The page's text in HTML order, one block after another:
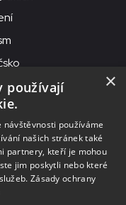
Budějovice
62, 676 02
schránky: chjn2kd
×
používají
návštěvnosti používáme
našich stránek také
partnery, kteří je mohou
jim poskytli nebo které
Zásady ochrany